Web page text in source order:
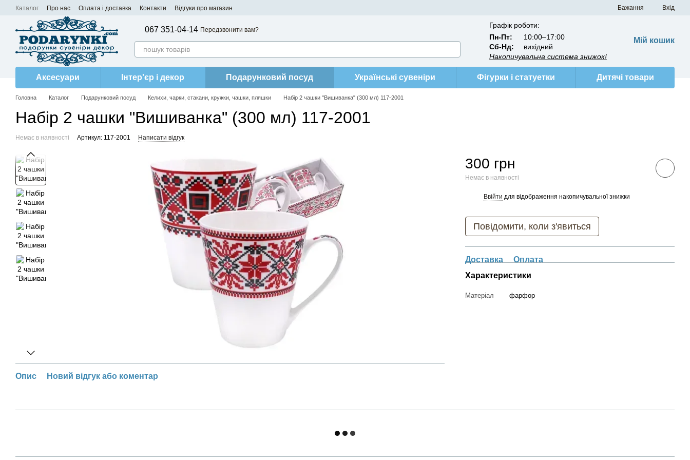
Перейти до основного контенту
Каталог Про нас Оплата і доставка Контакти Відгуки про магазин Бажання Вхід
067 351-04-14 Передзвонити вам?
Графік роботи:
Пн-Пт:
10:00–17:00
Сб-Нд:
вихідний
Накопичувальна система знижок!
Мій кошик
Аксесуари Інтер'єр і декор Подарунковий посуд Українські сувеніри Фігурки і статуетки Дитячі товари
Головна Каталог Подарунковий посуд Келихи, чарки, стакани, кружки, чашки, пляшки Набір 2 чашки "Вишиванка" (300 мл) 117-2001
Набір 2 чашки "Вишиванка" (300 мл) 117-2001
Немає в наявності Артикул: 117-2001 Написати відгук
Опис Новий відгук або коментар
300 грн
Немає в наявності
Ввійти для відображення накопичувальної знижки
Повідомити, коли з'явиться
Доставка
Оплата
Характеристики
Матеріал фарфор